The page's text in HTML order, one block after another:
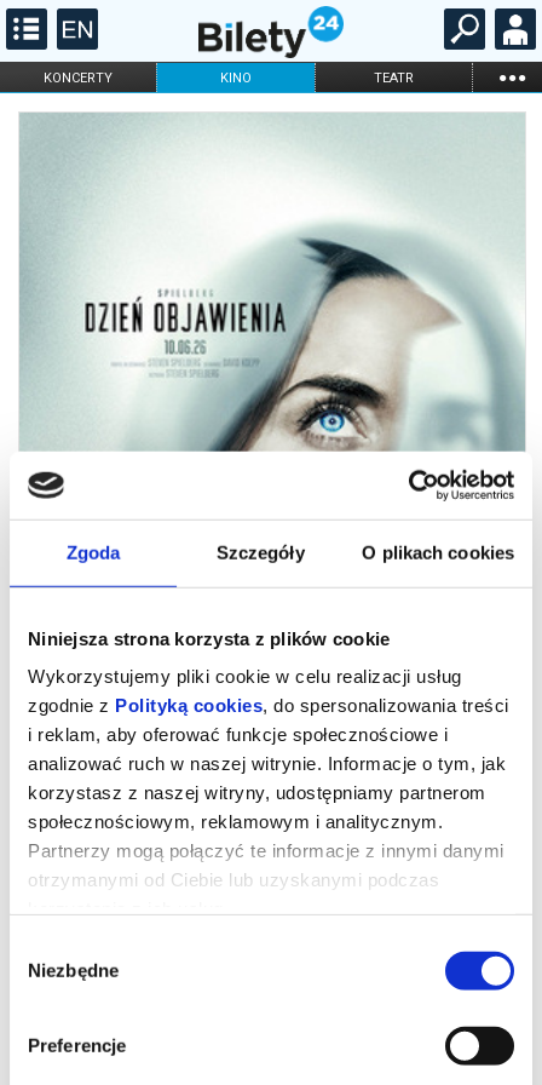
Zgoda Szczegóły O plikach cookies
Niniejsza strona korzysta z plików cookie
Wykorzystujemy pliki cookie w celu realizacji usług
zgodnie z Polityką cookies, do spersonalizowania treści
i reklam, aby oferować funkcje społecznościowe i
analizować ruch w naszej witrynie. Informacje o tym, jak
korzystasz z naszej witryny, udostępniamy partnerom
społecznościowym, reklamowym i analitycznym.
Partnerzy mogą połączyć te informacje z innymi danymi
otrzymanymi od Ciebie lub uzyskanymi podczas
zgody
Niezbędne
Preferencje
KONCERTY KINO TEATR ...
FILHARMONIA OPERA I BALET
Dzień Objawienia
Gdybyś dowiedział się, że nie jesteśmy sami, gdyby ktoś ci to
Stevena Spielberga. W „Dniu Objawienia” występują: zdobywczyni
nagrody SAG i nominowana do Oscara® Emily Blunt
(Oppenheimer, Ciche miejsce), zdobywca nagrody Emmy i Złotego